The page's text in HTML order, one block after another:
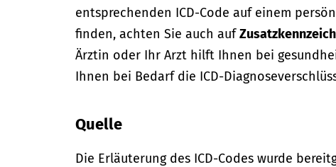
entsprechenden ICD-Code auf einem
finden, achten Sie auch auf
Ärztin oder Ihr Arzt hilft Ihnen bei
Ihnen bei Bedarf die ICD-
Quelle
Die Erläuterung des ICD-Codes wurde